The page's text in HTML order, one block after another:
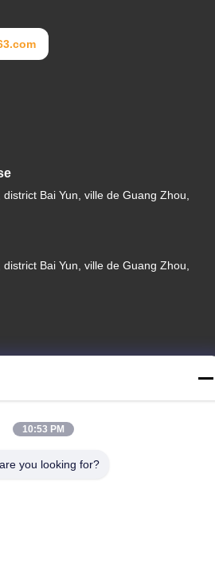
Bai Yun, ville de Guang Zhou,
Bai Yun, ville de Guang Zhou,
Poudre de blanchiment capillaire
Ltd . Tous droits réservés.
10:53 PM
you looking for?